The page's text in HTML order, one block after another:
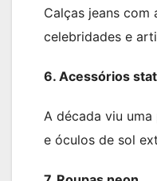
Calças jeans
celebridades e
6. Acessórios
A década viu
e óculos de sol